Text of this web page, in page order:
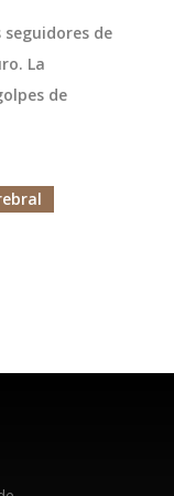
de
La
de
AC Milan.